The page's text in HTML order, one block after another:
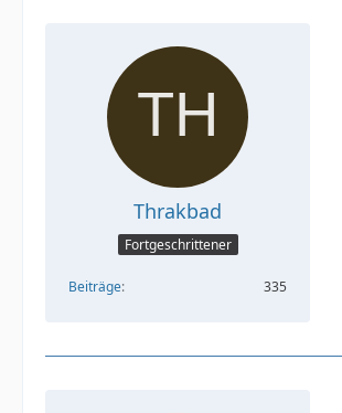
Thrakbad
Fortgeschrittener
Beiträge 335